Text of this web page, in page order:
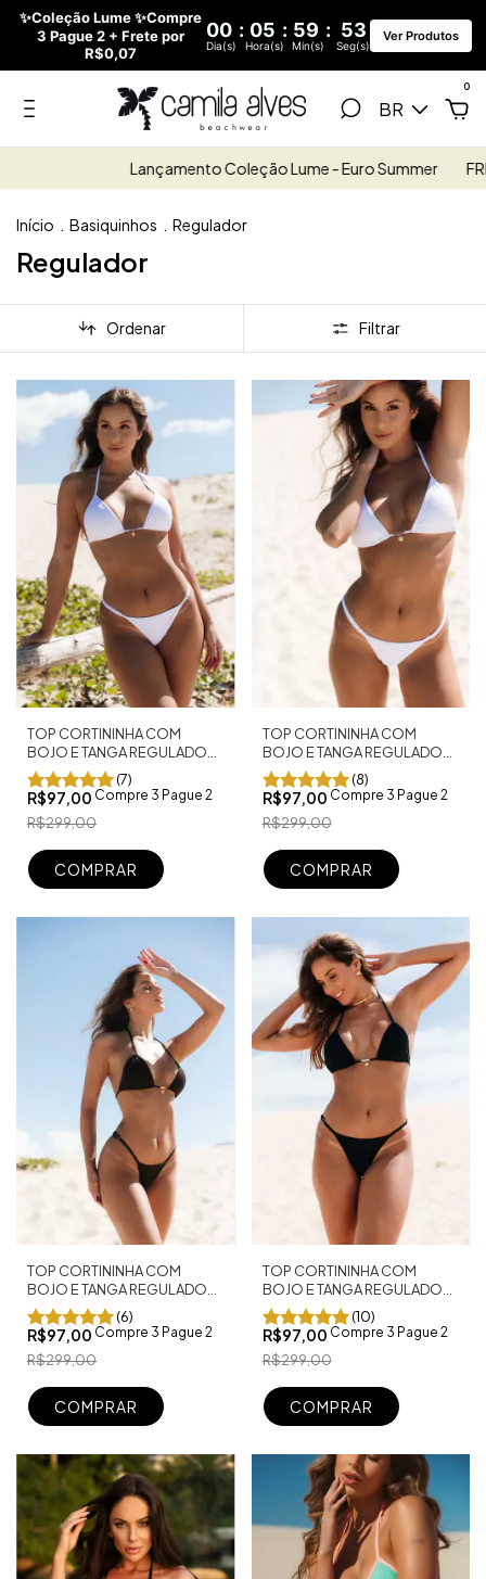
✨Coleção Lume ✨Compre
3 Pague 2 + Frete por
R$0,07
00 : 05 : 59 : 51
Dia(s) Hora(s) Min(s) Seg(s)
Ver Produtos
BR
0
Lançamento Coleção Lume - Euro Summer FRETE GRÁTIS
Início Basiquinhos Regulador
Regulador
Ordenar Filtrar
TOP CORTININHA COM
BOJO E TANGA REGULADOR
FIO DENTAL BRANCO
(7)
R$97,00 Compre 3 Pague 2
R$299,00
COMPRAR
TOP CORTININHA COM
BOJO E TANGA REGULADOR
FIO DENTAL BRANCO
TEXTURIZADO
(8)
R$97,00 Compre 3 Pague 2
R$299,00
COMPRAR
TOP CORTININHA COM
BOJO E TANGA REGULADOR
FIO DENTAL SHINE PRETO
(6)
R$97,00 Compre 3 Pague 2
R$299,00
COMPRAR
TOP CORTININHA COM
BOJO E TANGA REGULADOR
FIO DENTAL PRETO
TEXTURIZADO
(10)
R$97,00 Compre 3 Pague 2
R$299,00
COMPRAR